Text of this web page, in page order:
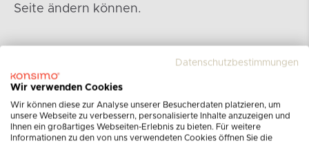
Seite ändern können.
Datenschutzbestimmungen
Wir verwenden Cookies
Wir können diese zur Analyse unserer Besucherdaten platzieren, um
unsere Webseite zu verbessern, personalisierte Inhalte anzuzeigen und
Ihnen ein großartiges Webseiten-Erlebnis zu bieten. Für weitere
Informationen zu den von uns verwendeten Cookies öffnen Sie die